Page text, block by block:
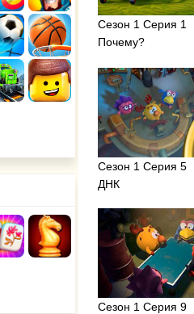
Сезон 1 Серия 1
Почему?
Сезон 1 Серия 5
ДНК
Сезон 1 Серия 9